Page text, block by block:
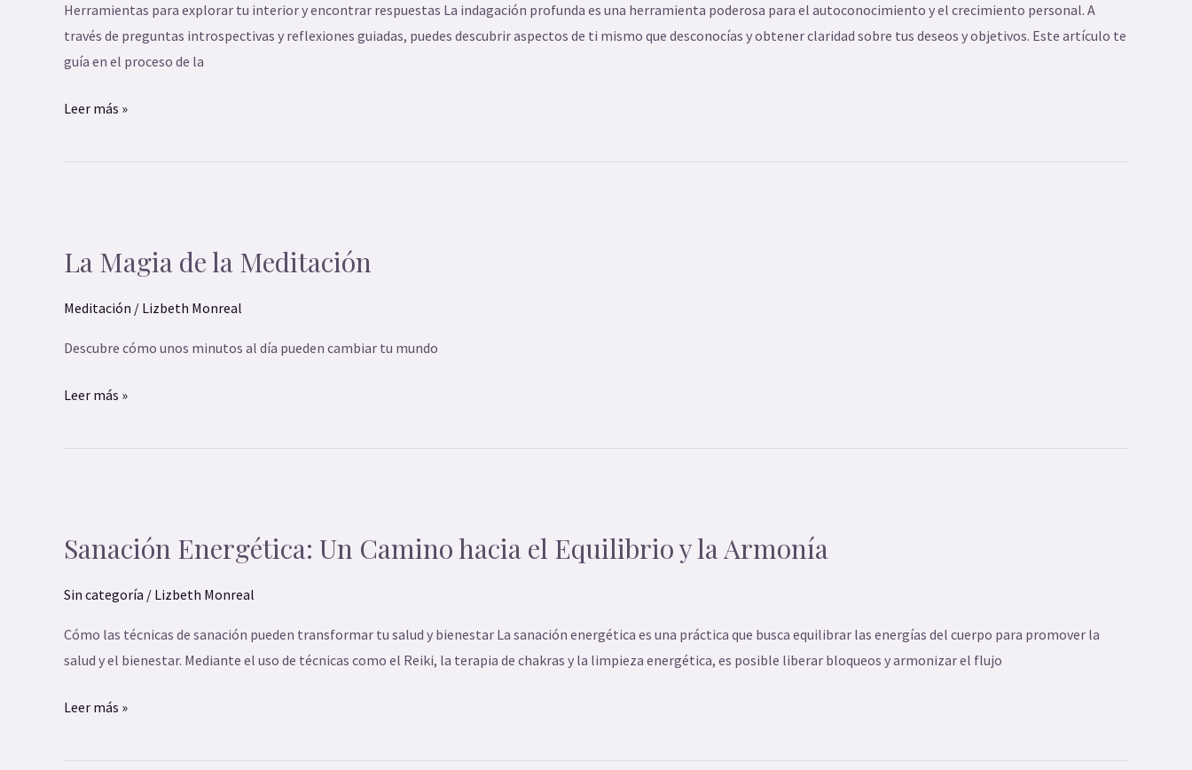
Herramientas para explorar tu interior y encontrar respuestas La indagación profunda es una herramienta poderosa para el autoconocimiento y el crecimiento personal. A
través de preguntas introspectivas y reflexiones guiadas, puedes descubrir aspectos de ti mismo que desconocías y obtener claridad sobre tus deseos y objetivos. Este artículo te
guía en el proceso de la
Conociéndote
Mismo
Leer más »
La Magia de la Meditación
Meditación / Lizbeth Monreal
Descubre cómo unos minutos al día pueden cambiar tu mundo
de
Meditación
Leer más »
Sanación Energética: Un Camino hacia el Equilibrio y la Armonía
Sin categoría / Lizbeth Monreal
Cómo las técnicas de sanación pueden transformar tu salud y bienestar La sanación energética es una práctica que busca equilibrar las energías del cuerpo para promover la
salud y el bienestar. Mediante el uso de técnicas como el Reiki, la terapia de chakras y la limpieza energética, es posible liberar bloqueos y armonizar el flujo
Un
hacia
la
Leer más »